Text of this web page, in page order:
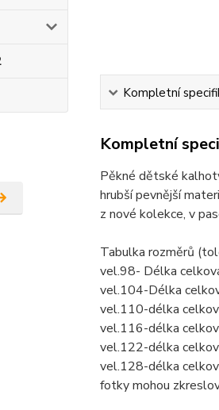
Kompletní
Kompletní
Pěkné dětské
hrubší pevnější
z nové kolekce, v
Tabulka rozměrů
vel.98- Délka
vel.104-Délka
vel.110-délka
vel.116-délka
vel.122-délka
vel.128-délka
fotky mohou